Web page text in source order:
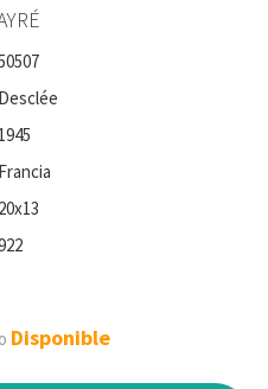
Desclée
1945
Francia
20x13
Disponible